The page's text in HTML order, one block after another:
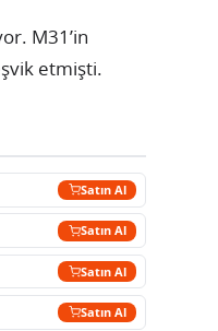
M31’in
etmişti.
Satın Al
Satın Al
Satın Al
Satın Al